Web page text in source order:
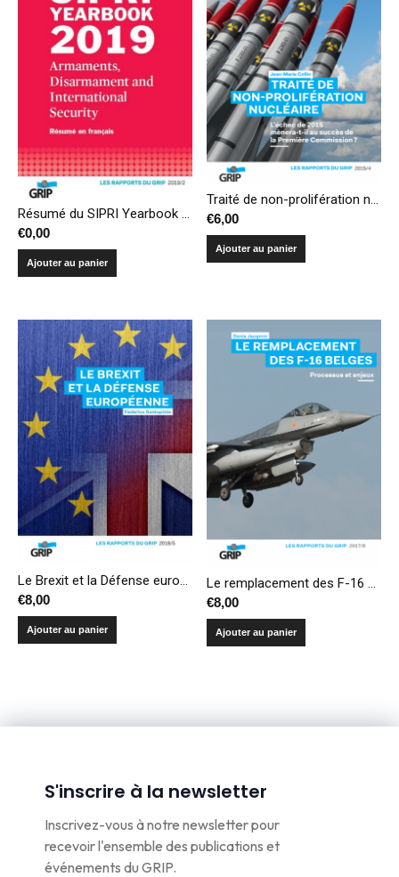
Résumé du SIPRI Yearbook 2019 – Armements, désarmement et sécurité internationale
€0,00
Ajouter au panier
€6,00
Ajouter au panier
Le Brexit et la Défense européenne
€8,00
Ajouter au panier
Le remplacement des F-16 belges : processus et enjeux
€8,00
Ajouter au panier
S'inscrire à la newsletter
Inscrivez-vous à notre newsletter pour
recevoir l'ensemble des publications et
événements du GRIP.